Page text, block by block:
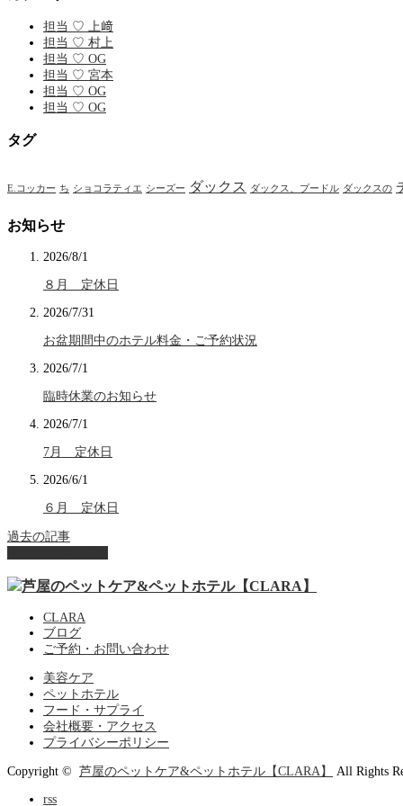
担当 ♡ 上﨑
担当 ♡ 村上
担当 ♡ OG
担当 ♡ 宮本
担当 ♡ OG
担当 ♡ OG
タグ
E.コッカー ち ショコラティエ シーズー ダックス ダックス、プードル ダックスの
お知らせ
2026/8/1
８月 定休日
2026/7/31
お盆期間中のホテル料金・ご予約状況
2026/7/1
臨時休業のお知らせ
2026/7/1
7月 定休日
2026/6/1
６月 定休日
過去の記事
CLARA
ブログ
ご予約・お問い合わせ
美容ケア
ペットホテル
フード・サプライ
会社概要・アクセス
プライバシーポリシー
Copyright © 芦屋のペットケア&ペットホテル【CLARA】 All Rights
rss